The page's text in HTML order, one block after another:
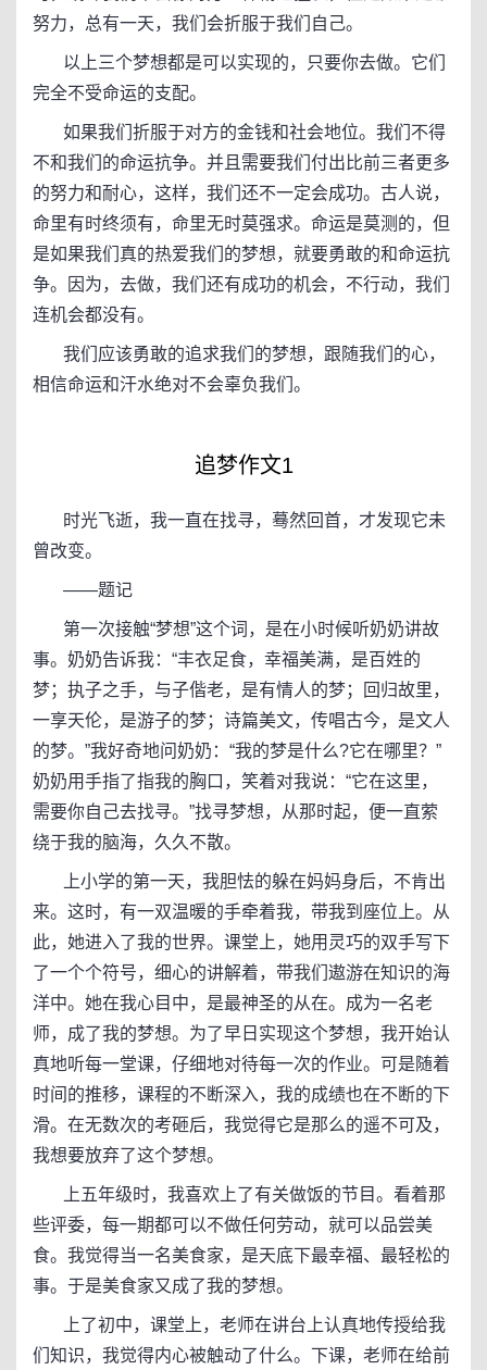
努力，总有一天，我们会折服于我们自己。
以上三个梦想都是可以实现的，只要你去做。它们
完全不受命运的支配。
如果我们折服于对方的金钱和社会地位。我们不得
不和我们的命运抗争。并且需要我们付出比前三者更多
的努力和耐心，这样，我们还不一定会成功。古人说，
命里有时终须有，命里无时莫强求。命运是莫测的，但
是如果我们真的热爱我们的梦想，就要勇敢的和命运抗
争。因为，去做，我们还有成功的机会，不行动，我们
连机会都没有。
我们应该勇敢的追求我们的梦想，跟随我们的心，
相信命运和汗水绝对不会辜负我们。
追梦作文1
时光飞逝，我一直在找寻，蓦然回首，才发现它未
曾改变。
——题记
第一次接触“梦想”这个词，是在小时候听奶奶讲故
事。奶奶告诉我：“丰衣足食，幸福美满，是百姓的
梦；执子之手，与子偕老，是有情人的梦；回归故里，
一享天伦，是游子的梦；诗篇美文，传唱古今，是文人
的梦。”我好奇地问奶奶：“我的梦是什么?它在哪里？”
奶奶用手指了指我的胸口，笑着对我说：“它在这里，
需要你自己去找寻。”找寻梦想，从那时起，便一直萦
绕于我的脑海，久久不散。
上小学的第一天，我胆怯的躲在妈妈身后，不肯出
来。这时，有一双温暖的手牵着我，带我到座位上。从
此，她进入了我的世界。课堂上，她用灵巧的双手写下
了一个个符号，细心的讲解着，带我们遨游在知识的海
洋中。她在我心目中，是最神圣的从在。成为一名老
师，成了我的梦想。为了早日实现这个梦想，我开始认
真地听每一堂课，仔细地对待每一次的作业。可是随着
时间的推移，课程的不断深入，我的成绩也在不断的下
滑。在无数次的考砸后，我觉得它是那么的遥不可及，
我想要放弃了这个梦想。
上五年级时，我喜欢上了有关做饭的节目。看着那
些评委，每一期都可以不做任何劳动，就可以品尝美
食。我觉得当一名美食家，是天底下最幸福、最轻松的
事。于是美食家又成了我的梦想。
上了初中，课堂上，老师在讲台上认真地传授给我
们知识，我觉得内心被触动了什么。下课，老师在给前